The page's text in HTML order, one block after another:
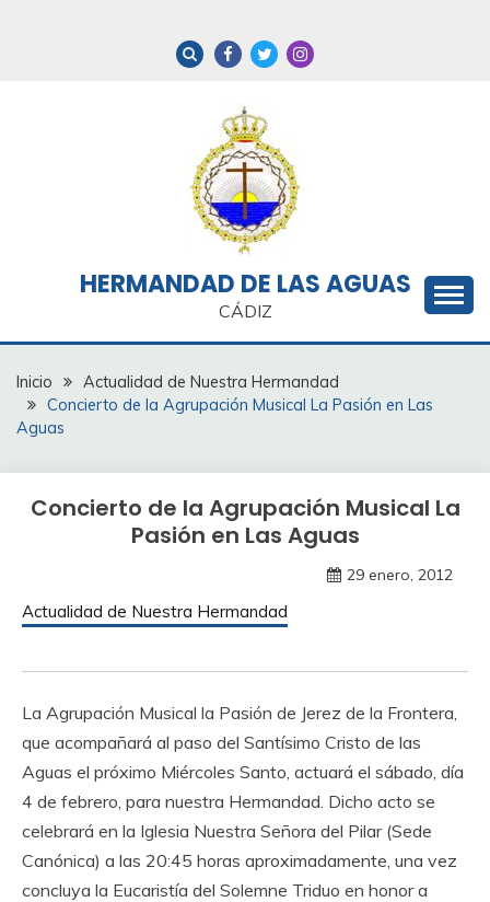
HERMANDAD DE LAS AGUAS
CÁDIZ
Inicio
Actualidad de Nuestra Hermandad
Concierto de la Agrupación Musical La Pasión en Las
Aguas
Concierto de la Agrupación Musical La
Pasión en Las Aguas
29 enero, 2012
Actualidad de Nuestra Hermandad
La Agrupación Musical la Pasión de Jerez de la Frontera,
que acompañará al paso del Santísimo Cristo de las
Aguas el próximo Miércoles Santo, actuará el sábado, día
4 de febrero, para nuestra Hermandad. Dicho acto se
celebrará en la Iglesia Nuestra Señora del Pilar (Sede
Canónica) a las 20:45 horas aproximadamente, una vez
concluya la Eucaristía del Solemne Triduo en honor a